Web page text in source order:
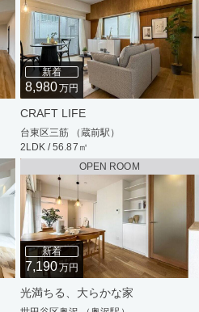
新着
8,980万円
CRAFT LIFE
台東区三筋 （蔵前駅）
2LDK / 56.87㎡
OPEN ROOM
新着
7,190万円
光満ちる、大らかな家